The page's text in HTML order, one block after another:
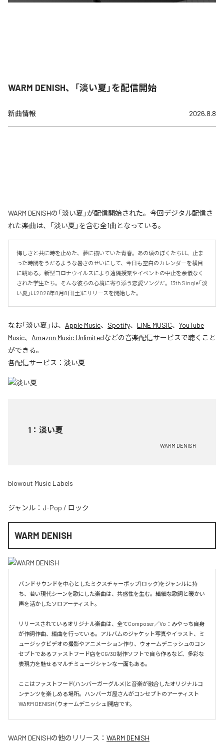
WARM DENISH、「淡い夏」を配信開始
新曲情報 2026.8.8
WARM DENISHの「淡い夏」が配信開始された。今回デジタル配信さ
れた楽曲は、「淡い夏」を含む全1曲となっている。
悔しさと共に時を止めた、夢に描いていた青春。あの頃のぼくたちは、止ま
った時間をうだるような暑さのせいにして、今日も空白のカレンダーを横目
に眺める。新型コロナウイルスにより遠隔授業やイベントの中止を余儀なく
された学生たち。そんな彼らの心境に寄り添う恋愛ソングだ。13th Single「淡
い夏」は2026年8月8日(土)にリリースを開始した。
なお「淡い夏 」は、 Apple Music、 Spotify、 LINE MUSIC、 YouTube
Music、 Amazon Music Unlimitedなどの音楽配信サービスで聴くこと
ができる。
各配信サービス： 淡い夏
1 ： 淡い夏
WARM DENISH
blowout Music Labels
ジャンル： J-Pop / ロック
WARM DENISH
バンドサウンドを中心としたミクスチャーポップ(ロック)をジャンルに持
ち、若い現代シーンを歌にした楽曲は、共感性を生む。繊細な歌詞と暖かい
声を活かしたソロアーティスト。
リリースされているオリジナル楽曲は、全てComposer／Vo：みやっち自身
が作詞作曲、編曲を行っている。アルバムのジャケット写真やイラスト、ミ
ュージックビデオの撮影やアニメーション作り、ウォームデニッシュのコン
セプトであるファストフード店をCG/3D制作ソフトで自ら作るなど、多彩な
表現力を魅せるマルチミュージシャンな一面もある。
ここはファストフード(ハンバーガーグルメ)と音楽が融合したオリジナルコ
ンテンツを楽しめる場所。ハンバーガ屋さんがコンセプトのアーティスト
WARM DENISH (ウォームデニッシュ)開店です。
WARM DENISHの他のリリース： WARM DENISH